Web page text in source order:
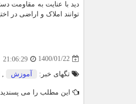
دید با عنایت به مقاومت
توانند املاک و اراضی در
1400/01/22
21:06:29
تگهای خبر: آموزش
این مطلب را می